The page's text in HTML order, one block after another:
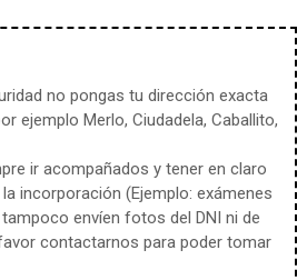
no pongas tu dirección exacta
ejemplo Merlo, Ciudadela, Caballito,
ir acompañados y tener en claro
incorporación (Ejemplo: exámenes
envíen fotos del DNI ni de
contactarnos para poder tomar